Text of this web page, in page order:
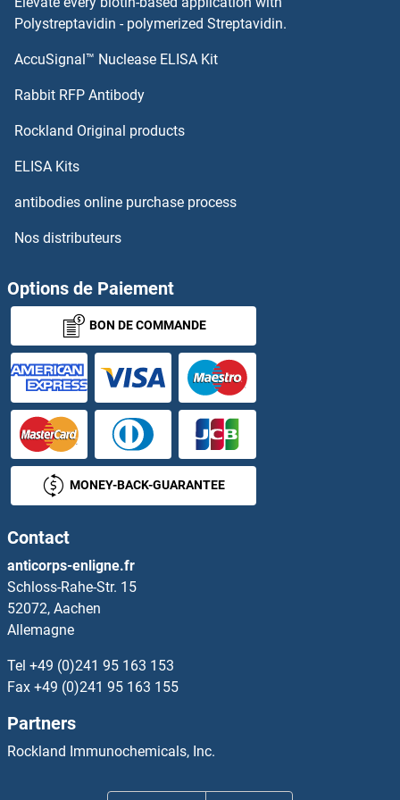
Laminin alpha 5 Kits ELISA
Laminin alpha 1 Kits ELISA
LCA5 Kits ELISA
LCAT Kits ELISA
LCE3D Kits ELISA
LCK Kits ELISA
LCN12 Kits ELISA
Lcor Kits ELISA
LCORL Kits ELISA
LCP1 Kits ELISA
LCP2 Kits ELISA
LCT Kits ELISA
LDHB Kits ELISA
LDHD Kits ELISA
LDL Kits ELISA
Polystreptavidin - polymerized Streptavidin.
AccuSignal™ Nuclease ELISA Kit
Rabbit RFP Antibody
Rockland Original products
ELISA Kits
antibodies online purchase process
Nos distributeurs
Options de Paiement
BON DE COMMANDE
MONEY-BACK-GUARANTEE
Contact
anticorps-enligne.fr
Schloss-Rahe-Str. 15
52072, Aachen
Allemagne
Tel +49 (0)241 95 163 153
Fax +49 (0)241 95 163 155
Partners
Rockland Immunochemicals, Inc.